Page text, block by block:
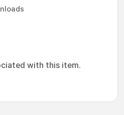
with this item.